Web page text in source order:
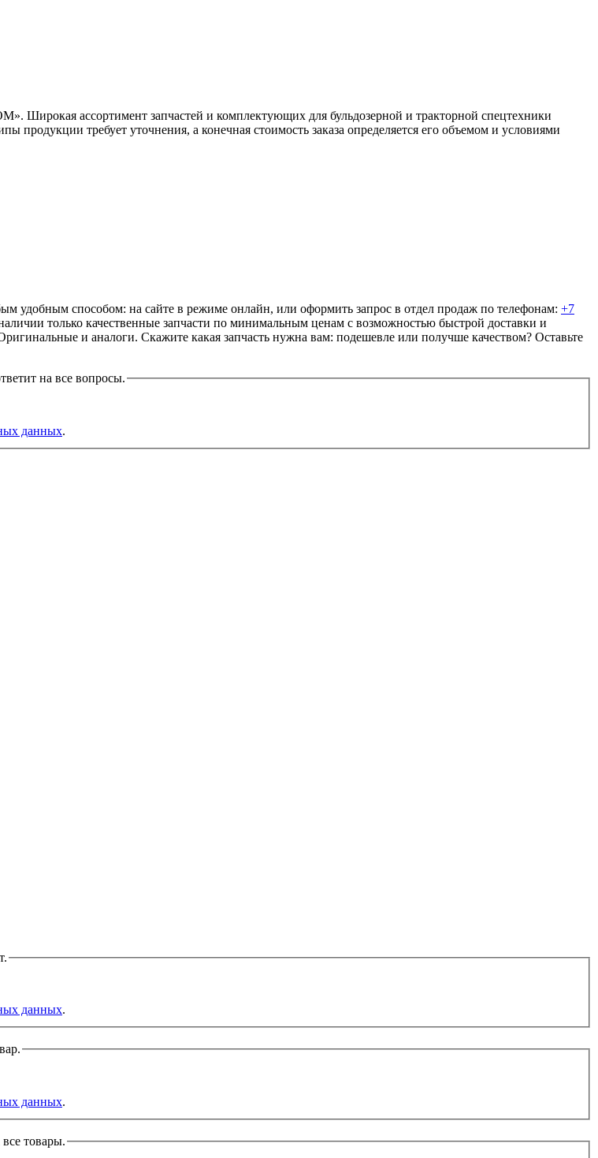
ассортимент запчастей и комплектующих для бульдозерной и тракторной спецтехники
требует уточнения, а конечная стоимость заказа определяется его объемом и условиями
способом: на сайте в режиме онлайн, или оформить запрос в отдел продаж по телефонам: +7
только качественные запчасти по минимальным ценам с возможностью быстрой доставки и
и аналоги. Скажите какая запчасть нужна вам: подешевле или получше качеством? Оставьте
на все вопросы.
данных.
данных.
данных.
товары.